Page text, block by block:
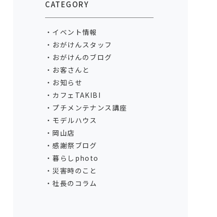
CATEGORY
イベント情報
おがけんスタッフ
おがけんのブログ
お客さんと
お知らせ
カフェTAKIBI
プチメンテナンス講座
モデルハウス
岡山店
感謝祭ブログ
暮らしphoto
災害時のこと
社長のコラム